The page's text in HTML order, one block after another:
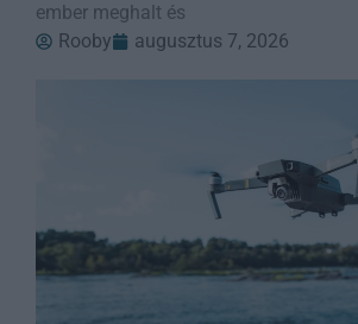
ember meghalt és
Rooby
augusztus 7, 2026